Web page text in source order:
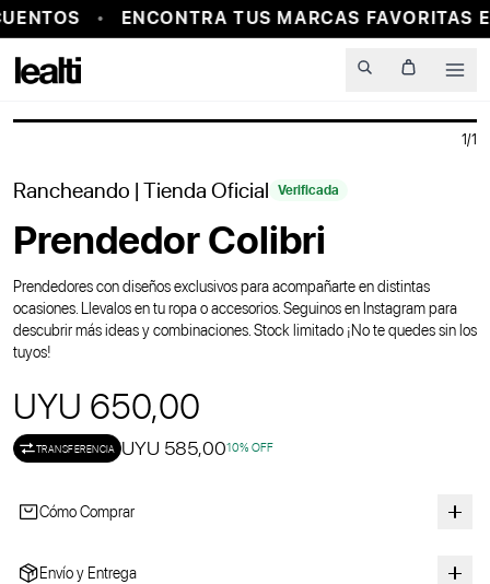
ENCONTRA TUS MARCAS FAVORITAS
PROBADOR VIRTUAL
1/1
Rancheando | Tienda Oficial Verificada
Prendedor Colibri
Prendedores con diseños exclusivos para acompañarte en distintas
ocasiones. Llevalos en tu ropa o accesorios. Seguinos en Instagram para
descubrir más ideas y combinaciones. Stock limitado ¡No te quedes sin los
tuyos!
UYU 650,00
TRANSFERENCIA UYU 585,0010% OFF
Cómo Comprar
Envío y Entrega